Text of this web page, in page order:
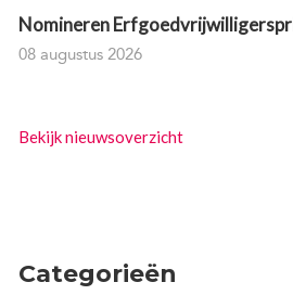
Nomineren
08 augustus 2026
Bekijk nieuwsoverzicht
Categorieën